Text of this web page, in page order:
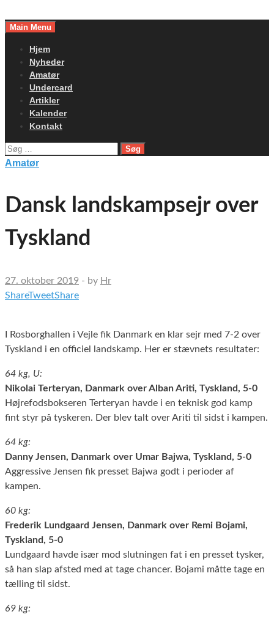
toMain Menu
Hjem
Nyheder
Amatør
Undercard
Artikler
Kalender
Kontakt
Søg
efter:
Amatør
Dansk landskampsejr over
Tyskland
27. oktober 2019 - by Hr
ShareTweetShare
I Rosborghallen i Vejle fik Danmark en klar sejr med 7-2 over
Tyskland i en officiel landskamp. Her er stævnets resultater:
64 kg, U:
Nikolai Terteryan, Danmark over Alban Ariti, Tyskland, 5-0
Højrefodsbokseren Terteryan havde i en teknisk god kamp
fint styr på tyskeren. Der blev talt over Ariti til sidst i kampen.
64 kg:
Danny Jensen, Danmark over Umar Bajwa, Tyskland, 5-0
Aggressive Jensen fik presset Bajwa godt i perioder af
kampen.
60 kg:
Frederik Lundgaard Jensen, Danmark over Remi Bojami,
Tyskland, 5-0
Lundgaard havde især mod slutningen fat i en presset tysker,
så han slap afsted med at tage chancer. Bojami måtte tage en
tælling til sidst.
69 kg: